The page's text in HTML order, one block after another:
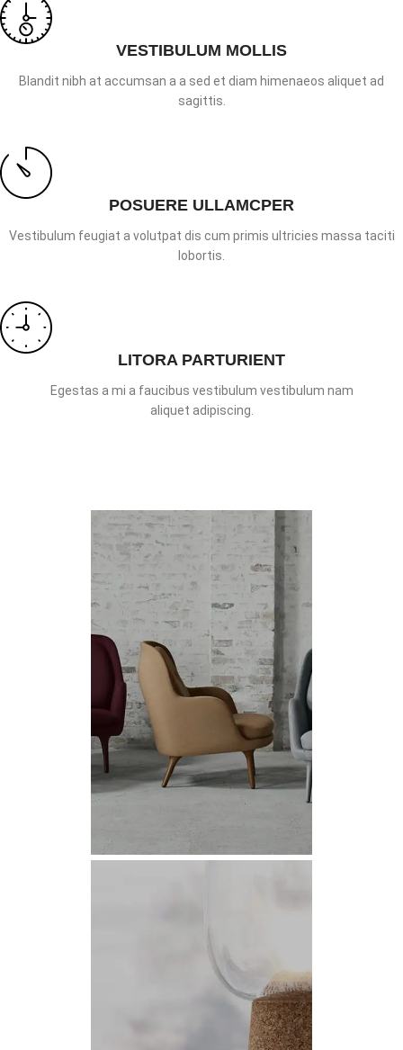
VESTIBULUM MOLLIS
Blandit nibh at accumsan a a sed et diam himenaeos aliquet ad
sagittis.
POSUERE ULLAMCPER
Vestibulum feugiat a volutpat dis cum primis ultricies massa taciti
lobortis.
LITORA PARTURIENT
Egestas a mi a faucibus vestibulum vestibulum nam
aliquet adipiscing.